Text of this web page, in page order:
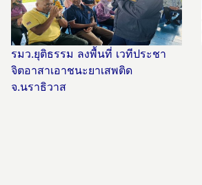
รมว.ยุติธรรม ลงพื้นที่ เวทีประชา
จิตอาสาเอาชนะยาเสพติด
จ.นราธิวาส